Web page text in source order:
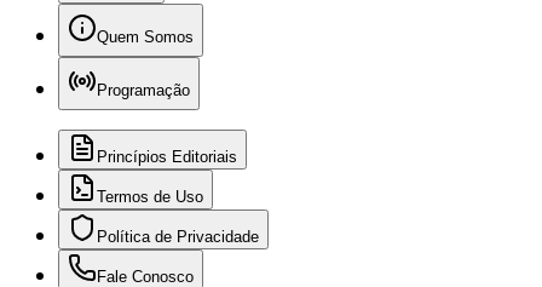
Quem Somos
Programação
Princípios Editoriais
Termos de Uso
Política de Privacidade
Fale Conosco